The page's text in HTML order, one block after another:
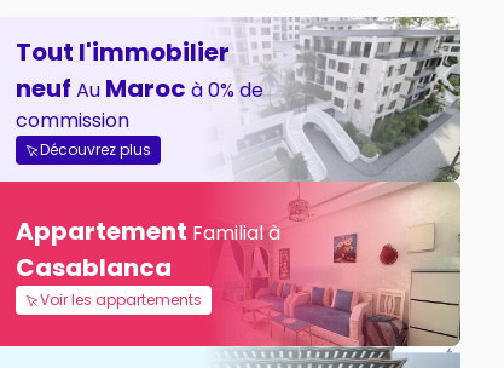
Tout l'immobilier
neuf Au Maroc à 0% de
commission
Découvrez plus
Appartement Familial à
Casablanca
Voir les appartements